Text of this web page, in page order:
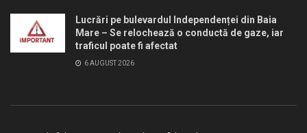
Lucrări pe bulevardul Independenței din Baia
Mare – Se relochează o conductă de gaze, iar
traficul poate fi afectat
6 AUGUST 2026